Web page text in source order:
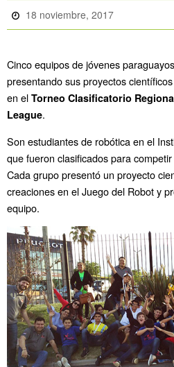
18 noviembre, 2017
Cinco equipos de jóvenes
presentando sus proyectos
en el Torneo Clasificatorio
League.
Son estudiantes de robótica en el
que fueron clasificados para
Cada grupo presentó un proyecto
creaciones en el Juego del Robot y
equipo.